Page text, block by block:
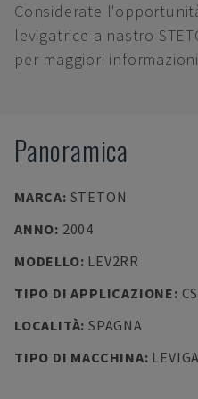
Considerate
levigatrice a nastro
per maggiori
Panoramica
MARCA: STETON
ANNO: 2004
MODELLO: LEV2RR
TIPO DI APPLICAZIONE:
LOCALITÀ: SPAGNA
TIPO DI MACCHINA: